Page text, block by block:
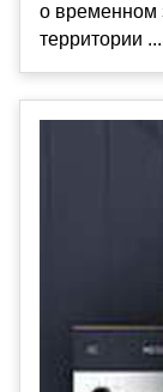
о временном
территории ...